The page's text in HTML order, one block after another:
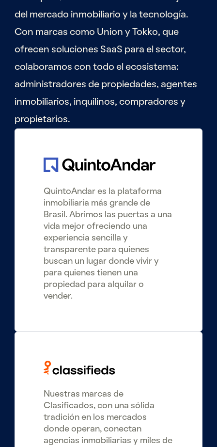
del mercado inmobiliario y la tecnología.
Con marcas como Union y Tokko, que
ofrecen soluciones SaaS para el sector,
colaboramos con todo el ecosistema:
administradores de propiedades, agentes
inmobiliarios, inquilinos, compradores y
propietarios.
QuintoAndar es la plataforma
inmobiliaria más grande de
Brasil. Abrimos las puertas a una
vida mejor ofreciendo una
experiencia sencilla y
transparente para quienes
buscan un lugar donde vivir y
para quienes tienen una
propiedad para alquilar o
vender.
Nuestras marcas de
Clasificados, con una sólida
tradición en los mercados
donde operan, conectan
agencias inmobiliarias y miles de